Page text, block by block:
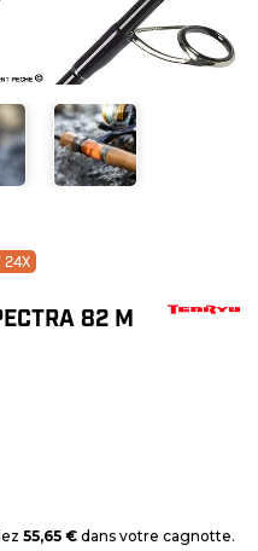
24X
82 M
55,65 € dans votre cagnotte.